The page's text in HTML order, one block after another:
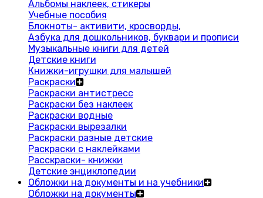
Альбомы наклеек, стикеры
Учебные пособия
Блокноты- активити, кросворды,
Азбука для дошкольников, буквари и прописи
Музыкальные книги для детей
Детские книги
Книжки-игрушки для малышей
Раскраски
Раскраски антистресс
Раскраски без наклеек
Раскраски водные
Раскраски вырезалки
Раскраски разные детские
Раскраски с наклейками
Расскраски- книжки
Детские энциклопедии
Обложки на документы и на учебники
Обложки на документы